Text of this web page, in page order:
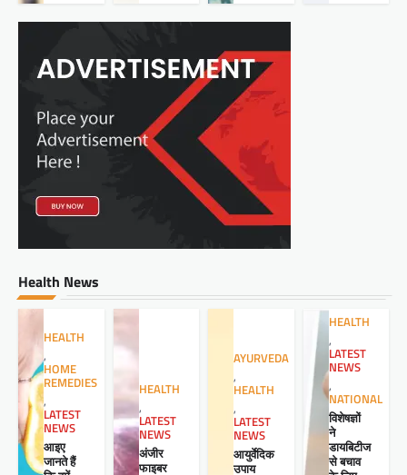
Health News
HEALTH
,
HOME
REMEDIES
,
LATEST
NEWS
आइए
जानते हैं
HEALTH
,
LATEST
NEWS
अंजीर
फाइबर
AYURVEDA
,
HEALTH
,
LATEST
NEWS
आयुर्वेदिक
उपाय
HEALTH
,
LATEST
NEWS
,
NATIONAL
विशेषज्ञों
ने
डायबिटीज
से बचाव